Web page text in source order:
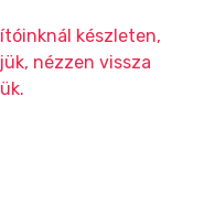
készleten,
nézzen vissza